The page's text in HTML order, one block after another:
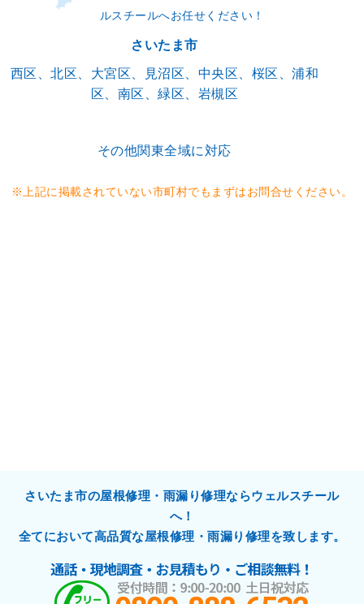
ルスチールへお任せください！
さいたま市
西区、北区、大宮区、見沼区、中央区、桜区、浦和
区、南区、緑区、岩槻区
その他関東全域に対応
※上記に掲載されていない市町村でもまずはお問合せください。
さいたま市の屋根修理・雨漏り修理ならウェルスチール
へ！
全てにおいて高品質な屋根修理・雨漏り修理を致します。